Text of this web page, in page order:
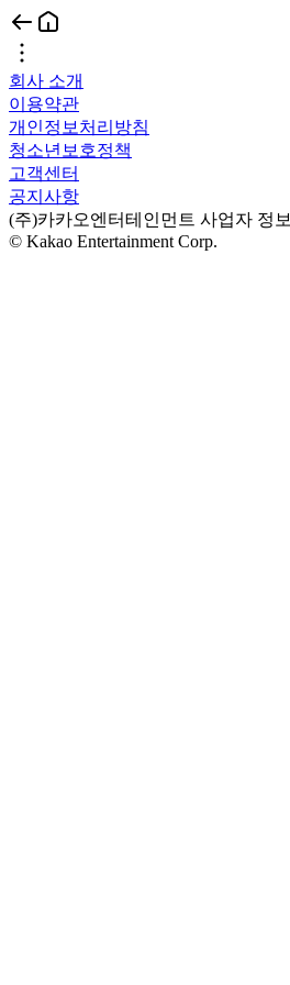
회사 소개
이용약관
개인정보처리방침
청소년보호정책
고객센터
공지사항
(주)카카오엔터테인먼트 사업자 정보
© Kakao Entertainment Corp.